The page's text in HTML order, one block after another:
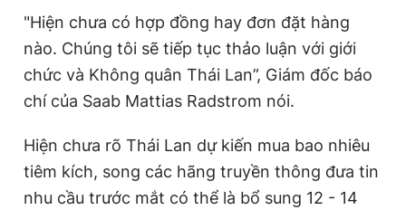
"Hiện chưa có hợp đồng hay đơn đặt hàng
nào. Chúng tôi sẽ tiếp tục thảo luận với giới
chức và Không quân Thái Lan”, Giám đốc báo
chí của Saab Mattias Radstrom nói.
Hiện chưa rõ Thái Lan dự kiến mua bao nhiêu
tiêm kích, song các hãng truyền thông đưa tin
nhu cầu trước mắt có thể là bổ sung 12 - 14